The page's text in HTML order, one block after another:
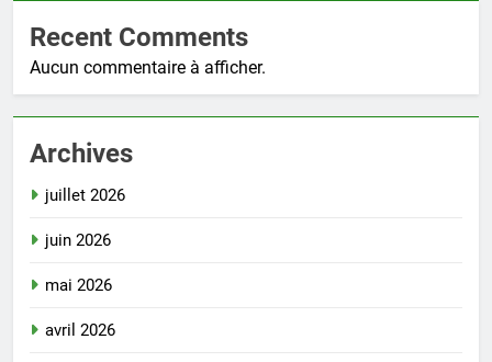
Recent Comments
Aucun commentaire à afficher.
Archives
juillet 2026
juin 2026
mai 2026
avril 2026